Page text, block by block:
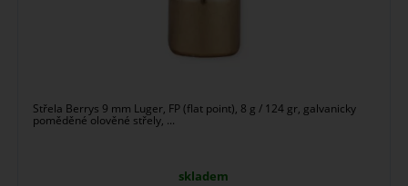
Střela Berrys 9 mm Luger, FP (flat point), 8 g / 124 gr, galvanicky
poměděné olověné střely, ...
skladem